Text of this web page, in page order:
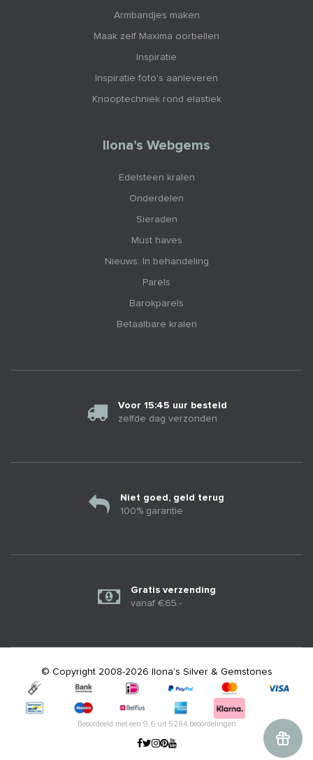
Armbandjes maken
Maak zelf Maxima oorbellen
Inspiratie
Inspiratie foto's aanleveren
Knooptechniek rond elastiek
Ilona’s Webgems
Edelsteen kralen
Onderdelen
Sieraden
Must haves
Nieuws: In behandeling
Parels
Barokparels
Betaalbare kralen
Voor 15:45 uur besteld
zelfde dag verzonden
Niet goed, geld terug
100% garantie
Gratis verzending
vanaf €65.-
© Copyright 2008-2026 Ilona's Silver & Gemstones
Beoordeeld met een 9.6uit 5284beoordelingen